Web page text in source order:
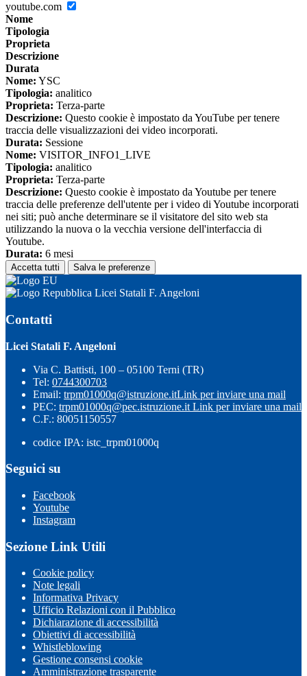
youtube.com
Nome
Tipologia
Proprieta
Descrizione
Durata
Nome: YSC
Tipologia: analitico
Proprieta: Terza-parte
Descrizione: Questo cookie è impostato da YouTube per tenere
traccia delle visualizzazioni dei video incorporati.
Durata: Sessione
Nome: VISITOR_INFO1_LIVE
Tipologia: analitico
Proprieta: Terza-parte
Descrizione: Questo cookie è impostato da Youtube per tenere
traccia delle preferenze dell'utente per i video di Youtube incorporati
nei siti; può anche determinare se il visitatore del sito web sta
utilizzando la nuova o la vecchia versione dell'interfaccia di
Youtube.
Durata: 6 mesi
Accetta tutti Salva le preferenze
Licei Statali F. Angeloni
Contatti
Licei Statali F. Angeloni
Via C. Battisti, 100 – 05100 Terni (TR)
Tel: 0744300703
Email: trpm01000q@istruzione.itLink per inviare una mail
PEC: trpm01000q@pec.istruzione.it Link per inviare una mail
C.F.: 80051150557
codice IPA: istc_trpm01000q
Seguici su
Facebook
Youtube
Instagram
Sezione Link Utili
Cookie policy
Note legali
Informativa Privacy
Ufficio Relazioni con il Pubblico
Dichiarazione di accessibilità
Obiettivi di accessibilità
Whistleblowing
Gestione consensi cookie
Amministrazione trasparente